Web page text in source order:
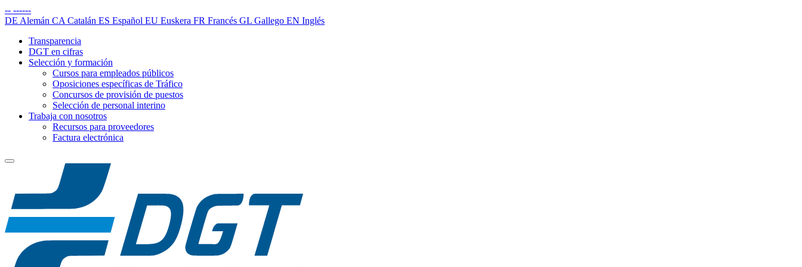
-- ------
DE Alemán CA Catalán ES Español EU Euskera FR Francés GL Gallego EN Inglés
Transparencia
DGT en cifras
Selección y formación
Cursos para empleados públicos
Oposiciones específicas de Tráfico
Concursos de provisión de puestos
Selección de personal interino
Trabaja con nosotros
Recursos para proveedores
Factura electrónica